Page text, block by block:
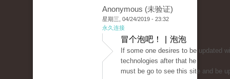
Anonymous (未验证)
星期三, 04/24/2019 - 23:32
永久连接
冒个泡吧！ | 泡泡
If some one desires to be updated
technologies after that he
must be go to see this site and be